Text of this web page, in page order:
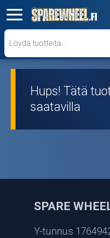
✕
Mopon osat
Skootterin osat
Crossipyörän osat
Hups! Tätä
saatavilla
SPARE
Y-tunnus